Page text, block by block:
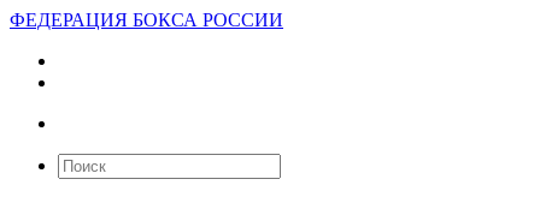
ФЕДЕРАЦИЯ БОКСА РОССИИ